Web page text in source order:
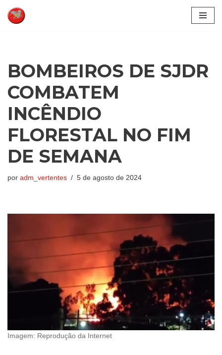
Pular
BOMBEIROS DE SJDR
COMBATEM
INCÊNDIO
FLORESTAL NO FIM
DE SEMANA
por adm_vertentes 5 de agosto de 2024
Imagem: Reprodução da Internet